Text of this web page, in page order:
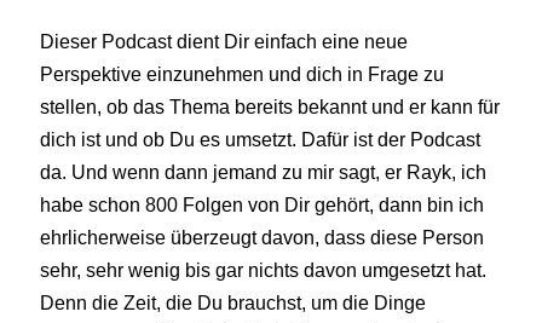
Dieser Podcast dient Dir einfach eine neue
Perspektive einzunehmen und dich in Frage zu
stellen, ob das Thema bereits bekannt und er kann für
dich ist und ob Du es umsetzt. Dafür ist der Podcast
da. Und wenn dann jemand zu mir sagt, er Rayk, ich
habe schon 800 Folgen von Dir gehört, dann bin ich
ehrlicherweise überzeugt davon, dass diese Person
sehr, sehr wenig bis gar nichts davon umgesetzt hat.
Denn die Zeit, die Du brauchst, um die Dinge